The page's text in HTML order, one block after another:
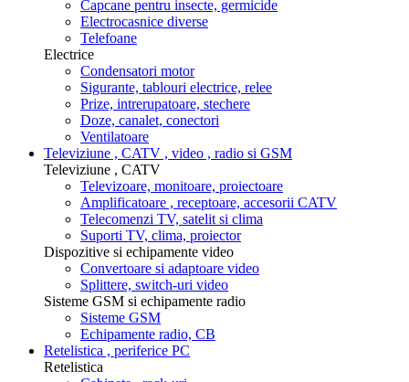
Capcane pentru insecte, germicide
Electrocasnice diverse
Telefoane
Electrice
Condensatori motor
Sigurante, tablouri electrice, relee
Prize, intrerupatoare, stechere
Doze, canalet, conectori
Ventilatoare
Televiziune , CATV , video , radio si GSM
Televiziune , CATV
Televizoare, monitoare, proiectoare
Amplificatoare , receptoare, accesorii CATV
Telecomenzi TV, satelit si clima
Suporti TV, clima, proiector
Dispozitive si echipamente video
Convertoare si adaptoare video
Splittere, switch-uri video
Sisteme GSM si echipamente radio
Sisteme GSM
Echipamente radio, CB
Retelistica , periferice PC
Retelistica